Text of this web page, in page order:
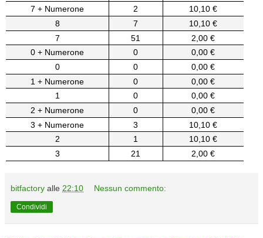
7 + Numerone
2
10,10 €
8
7
10,10 €
7
51
2,00 €
0 + Numerone
0
0,00 €
0
0
0,00 €
1 + Numerone
0
0,00 €
1
0
0,00 €
2 + Numerone
0
0,00 €
3 + Numerone
3
10,10 €
2
1
10,10 €
3
21 2,00 €
bitfactory alle 22:10 Nessun commento:
Condividi